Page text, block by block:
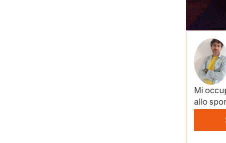
Mi
allo